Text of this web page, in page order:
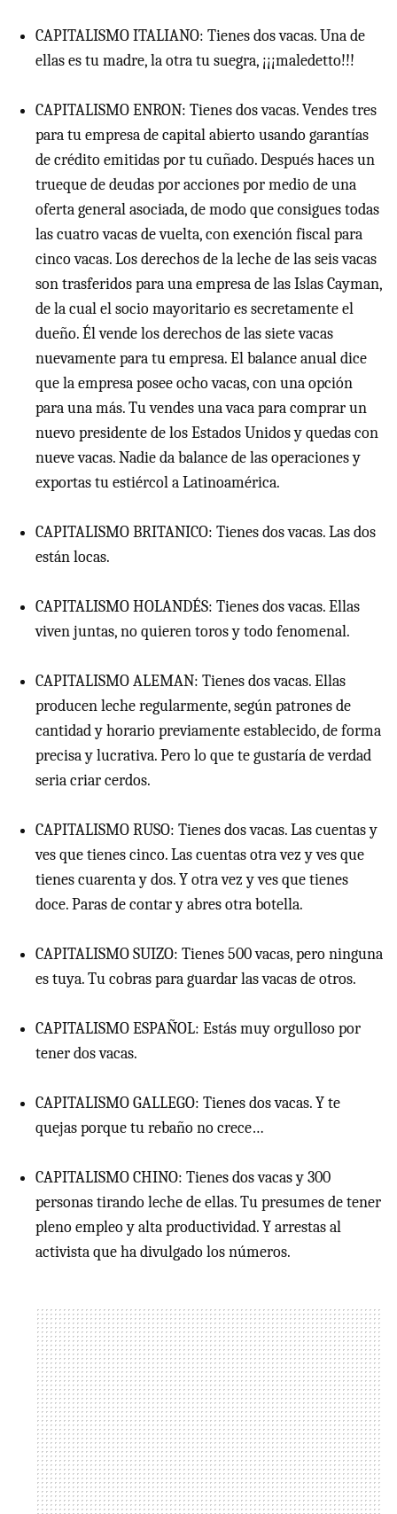
CAPITALISMO ITALIANO: Tienes dos vacas. Una de
ellas es tu madre, la otra tu suegra, ¡¡¡maledetto!!!
CAPITALISMO ENRON: Tienes dos vacas. Vendes tres
para tu empresa de capital abierto usando garantías
de crédito emitidas por tu cuñado. Después haces un
trueque de deudas por acciones por medio de una
oferta general asociada, de modo que consigues todas
las cuatro vacas de vuelta, con exención fiscal para
cinco vacas. Los derechos de la leche de las seis vacas
son trasferidos para una empresa de las Islas Cayman,
de la cual el socio mayoritario es secretamente el
dueño. Él vende los derechos de las siete vacas
nuevamente para tu empresa. El balance anual dice
que la empresa posee ocho vacas, con una opción
para una más. Tu vendes una vaca para comprar un
nuevo presidente de los Estados Unidos y quedas con
nueve vacas. Nadie da balance de las operaciones y
exportas tu estiércol a Latinoamérica.
CAPITALISMO BRITANICO: Tienes dos vacas. Las dos
están locas.
CAPITALISMO HOLANDÉS: Tienes dos vacas. Ellas
viven juntas, no quieren toros y todo fenomenal.
CAPITALISMO ALEMAN: Tienes dos vacas. Ellas
producen leche regularmente, según patrones de
cantidad y horario previamente establecido, de forma
precisa y lucrativa. Pero lo que te gustaría de verdad
seria criar cerdos.
CAPITALISMO RUSO: Tienes dos vacas. Las cuentas y
ves que tienes cinco. Las cuentas otra vez y ves que
tienes cuarenta y dos. Y otra vez y ves que tienes
doce. Paras de contar y abres otra botella.
CAPITALISMO SUIZO: Tienes 500 vacas, pero ninguna
es tuya. Tu cobras para guardar las vacas de otros.
CAPITALISMO ESPAÑOL: Estás muy orgulloso por
tener dos vacas.
CAPITALISMO GALLEGO: Tienes dos vacas. Y te
quejas porque tu rebaño no crece…
CAPITALISMO CHINO: Tienes dos vacas y 300
personas tirando leche de ellas. Tu presumes de tener
pleno empleo y alta productividad. Y arrestas al
activista que ha divulgado los números.